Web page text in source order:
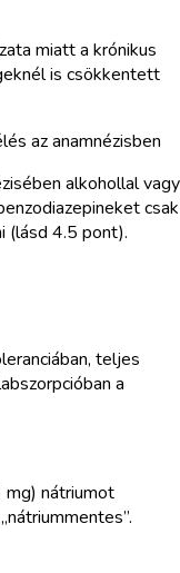
miatt a krónikus
is csökkentett
az anamnézisben
alkohollal vagy
csak
(lásd 4.5 pont).
teljes
a
nátriumot